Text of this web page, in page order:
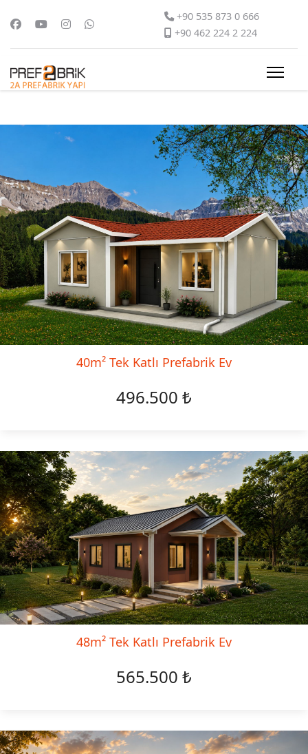
+90 535 873 0 666
+90 462 224 2 224
40m² Tek Katlı Prefabrik Ev
496.500 ₺
48m² Tek Katlı Prefabrik Ev
565.500 ₺